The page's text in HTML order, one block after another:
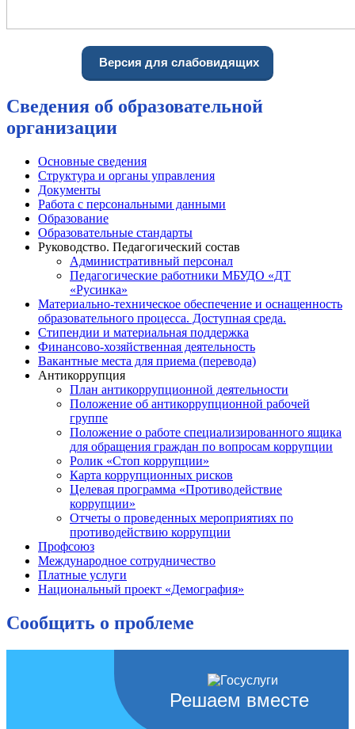
Версия для слабовидящих
Сведения об образовательной
организации
Основные сведения
Структура и органы управления
Документы
Работа с персональными данными
Образование
Образовательные стандарты
Руководство. Педагогический состав
Административный персонал
Педагогические работники МБУДО «ДТ
«Русинка»
Материально-техническое обеспечение и оснащенность
образовательного процесса. Доступная среда.
Стипендии и материальная поддержка
Финансово-хозяйственная деятельность
Вакантные места для приема (перевода)
Антикоррупция
План антикоррупционной деятельности
Положение об антикоррупционной рабочей
группе
Положение о работе специализированного ящика
для обращения граждан по вопросам коррупции
Ролик «Стоп коррупции»
Карта коррупционных рисков
Целевая программа «Противодействие
коррупции»
Отчеты о проведенных мероприятиях по
противодействию коррупции
Профсоюз
Международное сотрудничество
Платные услуги
Национальный проект «Демография»
Сообщить о проблеме
Решаем вместе